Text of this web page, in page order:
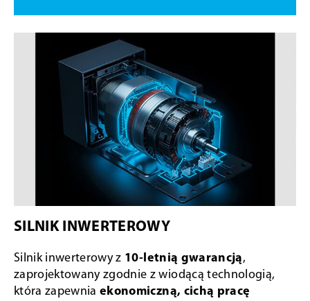
SILNIK INWERTEROWY
Silnik inwerterowy z 10-letnią gwarancją,
zaprojektowany zgodnie z wiodącą technologią,
która zapewniaekonomiczną, cichą pracę